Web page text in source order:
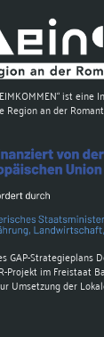
ist
Region an der
GAP-Strategieplans
Projekt im Freistaat
Umsetzung der